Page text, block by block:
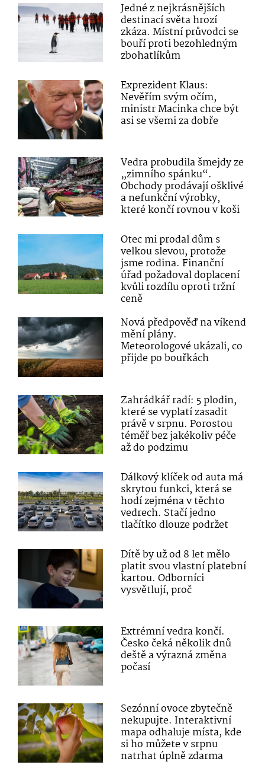
Jedné z nejkrásnějších
destinací světa hrozí
zkáza. Místní průvodci se
bouří proti bezohledným
zbohatlíkům
Exprezident Klaus:
Nevěřím svým očím,
ministr Macinka chce být
asi se všemi za dobře
Vedra probudila šmejdy ze
„zimního spánku“.
Obchody prodávají ošklivé
a nefunkční výrobky,
které končí rovnou v koši
Otec mi prodal dům s
velkou slevou, protože
jsme rodina. Finanční
úřad požadoval doplacení
kvůli rozdílu oproti tržní
ceně
Nová předpověď na víkend
mění plány.
Meteorologové ukázali, co
přijde po bouřkách
Zahrádkář radí: 5 plodin,
které se vyplatí zasadit
právě v srpnu. Porostou
téměř bez jakékoliv péče
až do podzimu
Dálkový klíček od auta má
skrytou funkci, která se
hodí zejména v těchto
vedrech. Stačí jedno
tlačítko dlouze podržet
Dítě by už od 8 let mělo
platit svou vlastní platební
kartou. Odborníci
vysvětlují, proč
Extrémní vedra končí.
Česko čeká několik dnů
deště a výrazná změna
počasí
Sezónní ovoce zbytečně
nekupujte. Interaktivní
mapa odhaluje místa, kde
si ho můžete v srpnu
natrhat úplně zdarma